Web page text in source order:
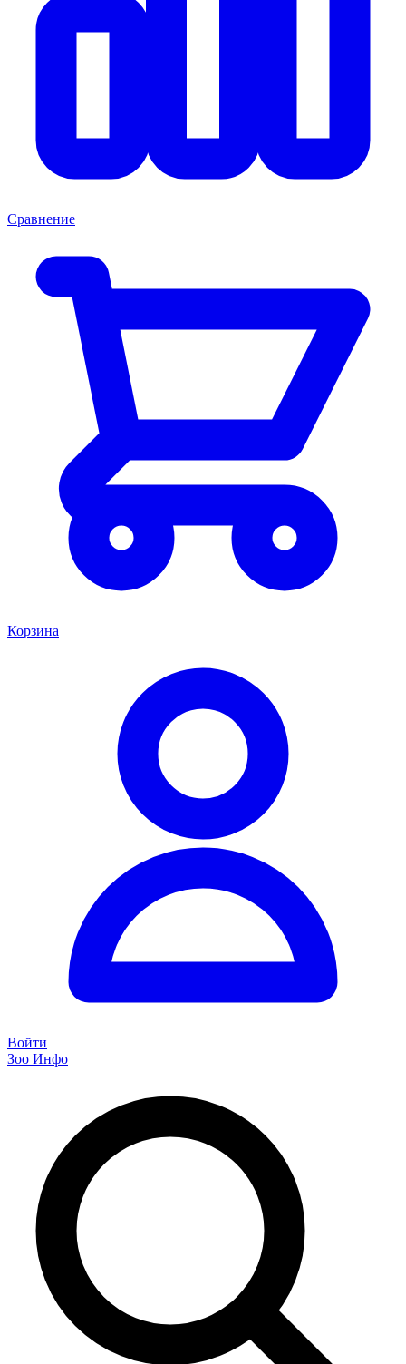
Сравнение
Корзина
Войти
Зоо Инфо